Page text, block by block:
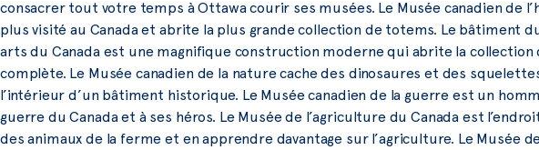
consacrer tout votre temps à Ottawa courir ses musées. Le Musée canadien de
plus visité au Canada et abrite la plus grande collection de totems. Le bâtiment
arts du Canada est une magnifique construction moderne qui abrite la collection
complète. Le Musée canadien de la nature cache des dinosaures et des
l’intérieur d’un bâtiment historique. Le Musée canadien de la guerre est un
guerre du Canada et à ses héros. Le Musée de l’agriculture du Canada est
des animaux de la ferme et en apprendre davantage sur l’agriculture. Le Musée